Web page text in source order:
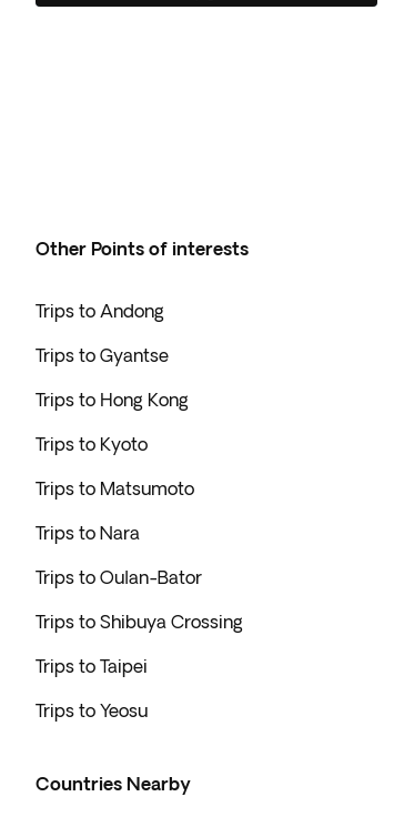
Other Points of interests
Trips to Andong
Trips to Gyantse
Trips to Hong Kong
Trips to Kyoto
Trips to Matsumoto
Trips to Nara
Trips to Oulan-Bator
Trips to Shibuya Crossing
Trips to Taipei
Trips to Yeosu
Countries Nearby